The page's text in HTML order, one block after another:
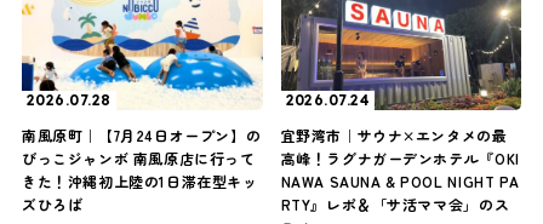
2026.07.28
南風原町｜【7月24日オープン】の
びっこジャンボ 南風原店に行って
きた！沖縄初上陸の1日滞在型キッ
ズひろば
2026.07.24
宜野湾市｜サウナ×エンタメの最
高峰！ラグナガーデンホテル『OKI
NAWA SAUNA & POOL NIGHT PA
RTY』レポ＆「サ活ママ会」のス